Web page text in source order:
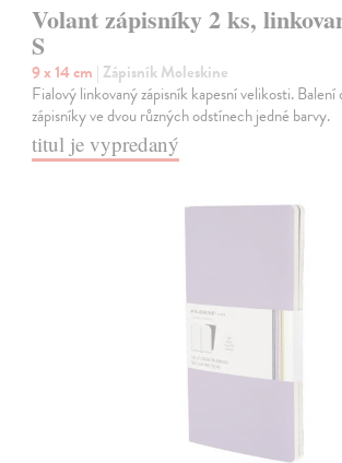
Volant zápisníky 2 ks,
S
9 x 14 cm | Zápisník Moleskine
Fialový linkovaný zápisník kapesní velikosti. Balení
zápisníky ve dvou různých odstínech jedné barvy.
titul je vypredaný